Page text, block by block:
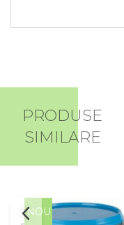
PRODUSE
SIMILARE
NOU